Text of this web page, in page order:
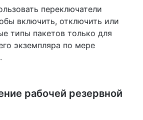
переключатели
включить, отключить или
типы пакетов только для
экземпляра по мере
рабочей резервной